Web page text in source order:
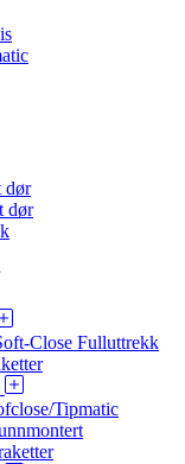
dør
dør
Close Fulluttrekk
Tipmatic